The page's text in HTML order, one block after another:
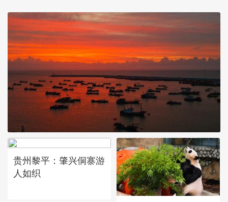
江苏连云港：受台风“白海
豚”影响 连岛上空现绚丽火
贵州黎平：肇兴侗寨游
人如织